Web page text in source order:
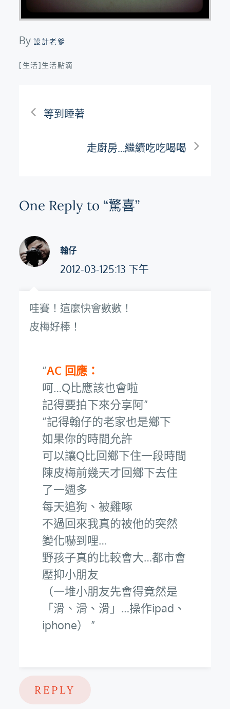
By設計老爹
[生活]生活點滴
文
覽
等到睡著
走廚房…繼續吃吃喝喝
One Reply to “驚喜”
翰仔
2012-03-125:13 下午
哇賽！這麼快會數數！
皮梅好棒！
AC 回應：
呵…Q比應該也會啦
記得要拍下來分享阿
記得翰仔的老家也是鄉下
如果你的時間允許
可以讓Q比回鄉下住一段時間
陳皮梅前幾天才回鄉下去住
了一週多
每天追狗、被雞啄
不過回來我真的被他的突然
變化嚇到哩…
野孩子真的比較會大…都市會
壓抑小朋友
（一堆小朋友先會得竟然是
「滑、滑、滑」…操作ipad、
iphone）
REPLY